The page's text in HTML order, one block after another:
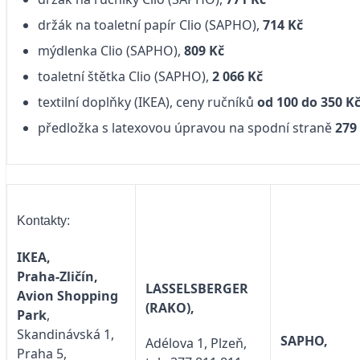
držák na toaletní papír Clio (SAPHO), 714 Kč
mýdlenka Clio (SAPHO), 809 Kč
toaletní štětka Clio (SAPHO), 2 066 Kč
textilní doplňky (IKEA), ceny ručníků od 100 do 350 Kč
předložka s latexovou úpravou na spodní straně279
Kontakty:
IKEA,
Praha-Zličín,
Avion Shopping
Park,
Skandinávská 1,
Praha 5,
LASSELSBERGER
(RAKO),
Adélova 1, Plzeň,
SAPHO,